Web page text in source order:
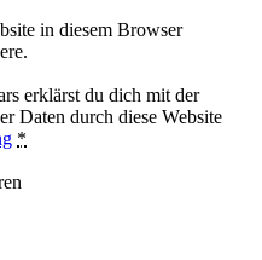
in diesem Browser
erklärst du dich mit der
Daten durch diese Website
*